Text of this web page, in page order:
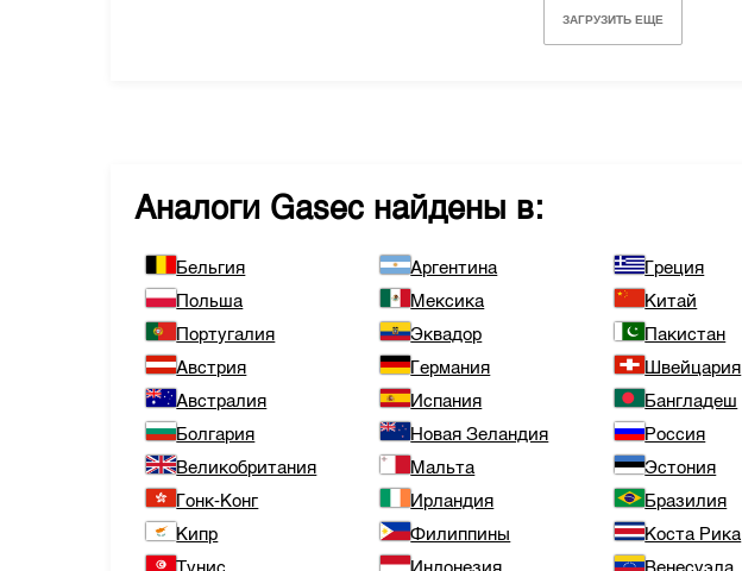
ЗАГРУЗИТЬ ЕЩЕ
Аналоги Gasec найдены в:
Бельгия Аргентина Греция
Польша
Мексика Китай
Португалия
Эквадор Пакистан
Австрия
Германия Швейцария
Австралия
Испания Бангладеш
Болгария
Новая Зеландия Россия
Великобритания
Мальта Эстония
Гонк-Конг
Ирландия Бразилия
Кипр
Филиппины Коста Рика